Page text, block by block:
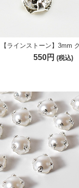
【ラインストーン】3mm
550円 (税込)